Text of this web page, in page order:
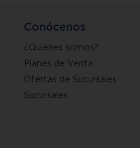
Conócenos
¿Quiénes somos?
Planes de Venta
Ofertas de Sucursales
Sucursales